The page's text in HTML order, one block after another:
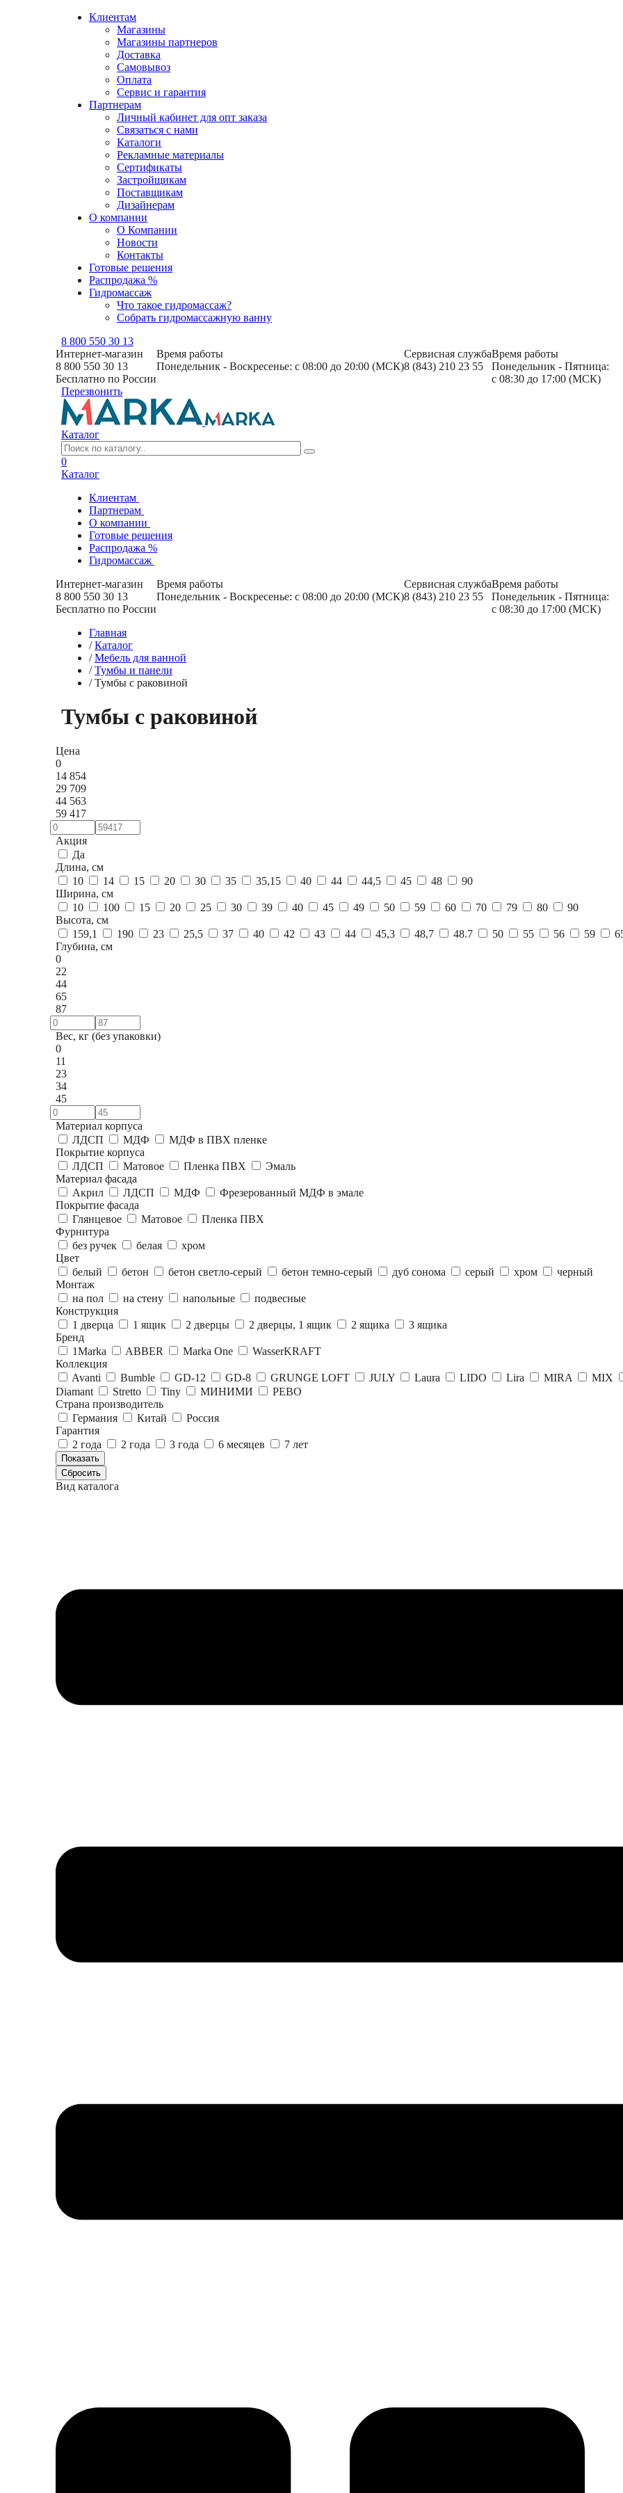
Клиентам
Магазины
Магазины партнеров
Доставка
Самовывоз
Оплата
Сервис и гарантия
Партнерам
Личный кабинет для опт заказа
Связаться с нами
Каталоги
Рекламные материалы
Сертификаты
Застройщикам
Поставщикам
Дизайнерам
О компании
О Компании
Новости
Контакты
Готовые решения
Распродажа %
Гидромассаж
Что такое гидромассаж?
Собрать гидромассажную ванну
8 800 550 30 13
Интернет-магазин
8 800 550 30 13
Бесплатно по России
Время работы
Понедельник - Воскресенье: с 08:00 до 20:00 (МСК)
Сервисная служба
8 (843) 210 23 55
Время работы
Понедельник - Пятница:
с 08:30 до 17:00 (МСК)
Перезвонить
Каталог
0
Каталог
Клиентам
Партнерам
О компании
Готовые решения
Распродажа %
Гидромассаж
Интернет-магазин
8 800 550 30 13
Бесплатно по России
Время работы
Понедельник - Воскресенье: с 08:00 до 20:00 (МСК)
Сервисная служба
8 (843) 210 23 55
Время работы
Понедельник - Пятница:
с 08:30 до 17:00 (МСК)
Главная
/ Каталог
/ Мебель для ванной
/ Тумбы и панели
/ Тумбы с раковиной
Тумбы с раковиной
Цена
0
14 854
29 709
44 563
59 417
Акция
Да
Длина, см
10
14 15 20 30 35 35,15 40 44 44,5 45 48
90
Ширина, см
10
100 15 20 25 30 39 40 45 49 50 59 60 70 79 80
90
Высота, см
159,1
190 23 25,5 37 40 42 43 44 45,3 48,7 48.7 50 55 56 59
Глубина, см
0
22
44
65
87
Вес, кг (без упаковки)
0
11
23
34
45
Материал корпуса
ЛДСП
МДФ
МДФ в ПВХ пленке
Покрытие корпуса
ЛДСП
Матовое Пленка ПВХ
Эмаль
Материал фасада
Акрил
ЛДСП МДФ
Фрезерованный МДФ в эмале
Покрытие фасада
Глянцевое
Матовое
Пленка ПВХ
Фурнитура
без ручек
белая
хром
Цвет
белый
бетон бетон светло-серый бетон темно-серый дуб сонома серый хром
черный
Монтаж
на пол
на стену напольные
подвесные
Конструкция
1 дверца
1 ящик 2 дверцы 2 дверцы, 1 ящик 2 ящика
3 ящика
Бренд
1Marka
ABBER Marka One
WasserKRAFT
Коллекция
Avanti
Bumble GD-12 GD-8 GRUNGE LOFT JULY Laura LIDO Lira MIRA MIX
Diamant
Stretto Tiny МИНИМИ
РЕВО
Страна производитель
Германия
Китай
Россия
Гарантия
2 года
2 года 3 года 6 месяцев 7 лет
Вид каталога